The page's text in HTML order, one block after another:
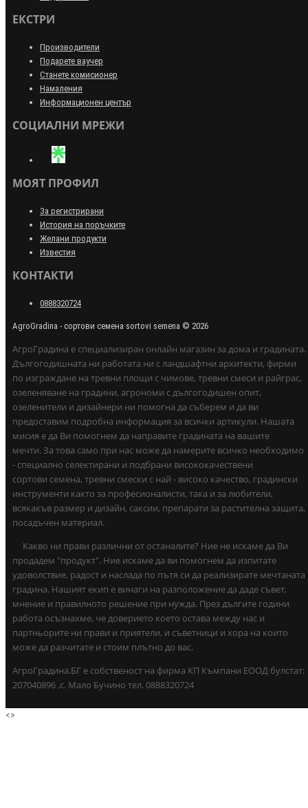
ЕКСТРИ
Производители
Подарете ваучер
Станете комисионер
Намаления
Информационен център
СОЦИАЛНИ МРЕЖИ
МОЯТ ПРОФИЛ
За регистрирани
История на поръчките
Желани продукти
Известия
КОНТАКТИ
0888320724
AgroGradina - сортови семена sortovi semena © 2026
АгроГрадина е специализиран онлайн магазин за дома и градината.
Дългогодишната ни работата ни с ландшафтни архитекти, фирми
по изграждане на тревни площи с чимове, тревни смеси и райграс,
озеленяване на градини, агрономи с дългогодишен опит,
озеленители и дизайнери ни помогна да съберем и да ви
предоставим подробна информация за всички артикули. Нашата
мисия е да Ви помогнем да направите градината на вашите
мечти. За това само при нас може да намерите всичко необходимо
- специално селектирани и подбрани висококачествени
сортови семена, тревни смески с най - високо качество, градински
инструменти както за професионалисти, така и за любители,
всякакъв размер и дизайн, саксии, препарати за растителна защита,
посадъчен материал.
Какво ни прави различни от останалите? Ние не искаме да Ви
продадем "продукт". Ние искаме да ви помогнем да изпитате
удоволствие, радост и наслада по пътя си да реализирате мечтаната
градина. Нашият екип е винаги на разположение да даде съвет,
мнение и правилното решение при нужда. През дългите години
работа осъзнахме, че доверието което остава между нас и
партньорите ни прави и приятели, и съветници и хора на които
може да разчитате и стоим плътно до вас.
АгроГрадина.БГ е собственост на фирма КП Къмпани ЕООД булстат:
207040896 ,с. Мало Бучино тел. 0888320724
<>